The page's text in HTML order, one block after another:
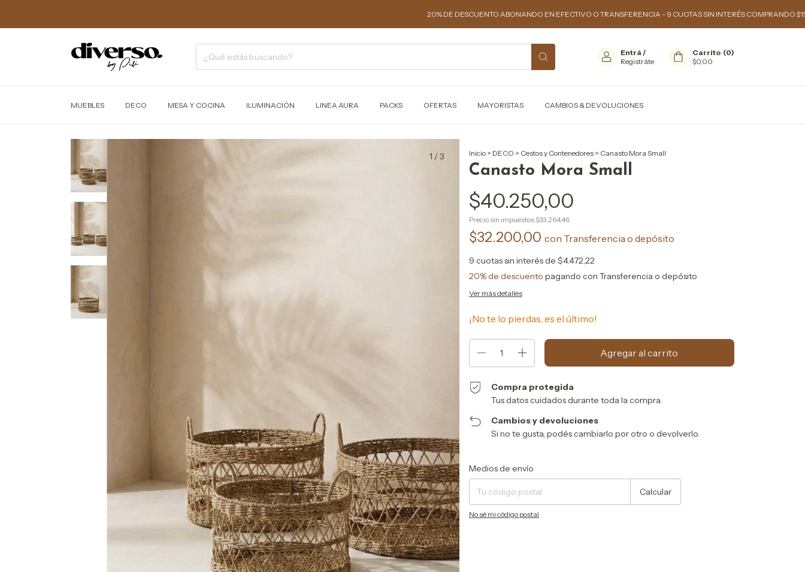
20% DE DESCUENTO ABONANDO EN EFECTIVO O TRANSFERENCIA - 9 CUOTAS SIN INTERÉS COMPRANDO $150.000 O
Entrá /
Registráte
Carrito (0)
$0,00
MUEBLES DECO MESA Y COCINA ILUMINACIÓN LINEA AURA PACKS OFERTAS MAYORISTAS CAMBIOS & DEVOLUCIONES
1 /3 Inicio > DECO > Cestos y Contenedores > Canasto Mora Small
Canasto Mora Small
$40.250,00
Precio sin impuestos $33.264,46
$32.200,00 con Transferencia o depósito
9 cuotas sin interés de $4.472,22
20% de descuento pagando con Transferencia o depósito
Ver más detalles
¡No te lo pierdas, es el último!
Compra protegida
Tus datos cuidados durante toda la compra.
Cambios y devoluciones
Si no te gusta, podés cambiarlo por otro o devolverlo.
Entregas para el CP:
Medios de envío
Calcular
No sé mi código postal